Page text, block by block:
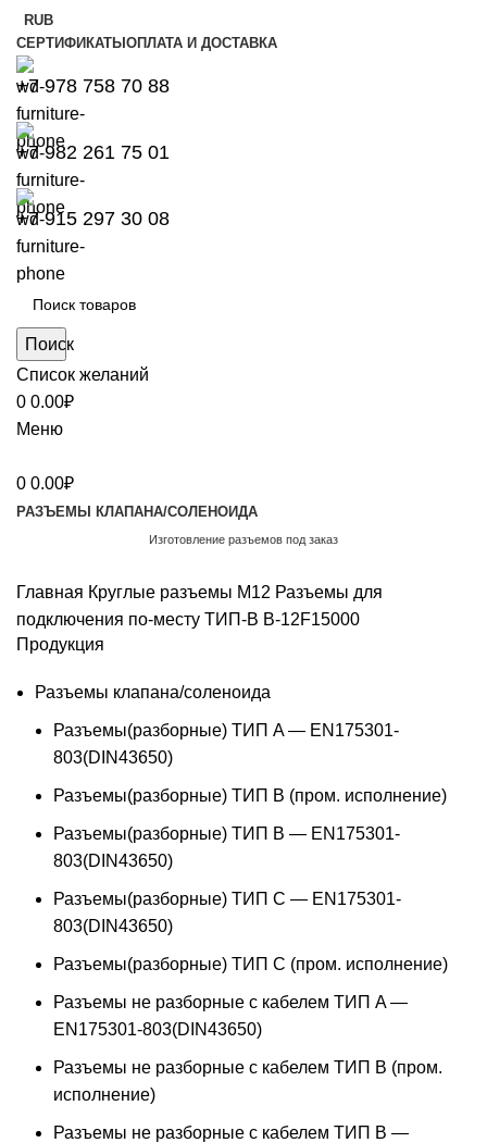
RUB
СЕРТИФИКАТЫОПЛАТА И ДОСТАВКА
+7 978 758 70 88
+7 982 261 75 01
+7 915 297 30 08
Поиск
Список желаний
0 0.00₽
Меню
0 0.00₽
РАЗЪЕМЫ КЛАПАНА/СОЛЕНОИДА
Изготовление разъемов под заказ
Главная Круглые разъемы M12 Разъемы для
подключения по-месту ТИП-В B-12F15000
Продукция
Разъемы клапана/соленоида
Разъемы(разборные) ТИП A — EN175301-
803(DIN43650)
Разъемы(разборные) ТИП В (пром. исполнение)
Разъемы(разборные) ТИП B — EN175301-
803(DIN43650)
Разъемы(разборные) ТИП C — EN175301-
803(DIN43650)
Разъемы(разборные) ТИП С (пром. исполнение)
Разъемы не разборные с кабелем ТИП A —
EN175301-803(DIN43650)
Разъемы не разборные с кабелем ТИП B (пром.
исполнение)
Разъемы не разборные с кабелем ТИП B —